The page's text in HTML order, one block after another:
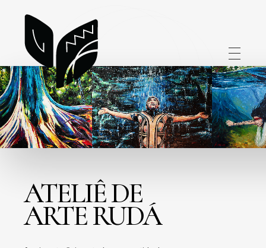
atelieruda.com.br
ATELIÊ DE
ARTE RUDÁ